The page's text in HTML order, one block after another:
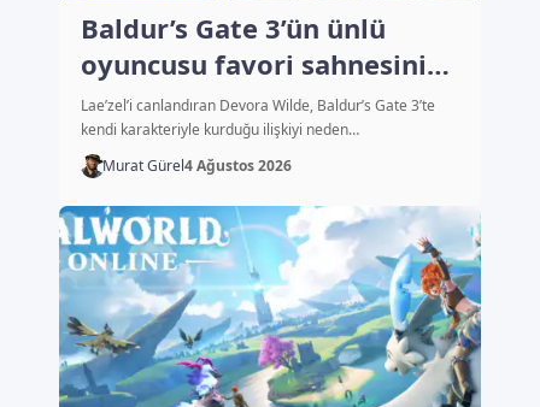
Baldur’s Gate 3’ün ünlü
oyuncusu favori sahnesini
açıkladı
Lae’zel’i canlandıran Devora Wilde, Baldur’s Gate 3’te
kendi karakteriyle kurduğu ilişkiyi neden…
Murat Gürel4 Ağustos 2026